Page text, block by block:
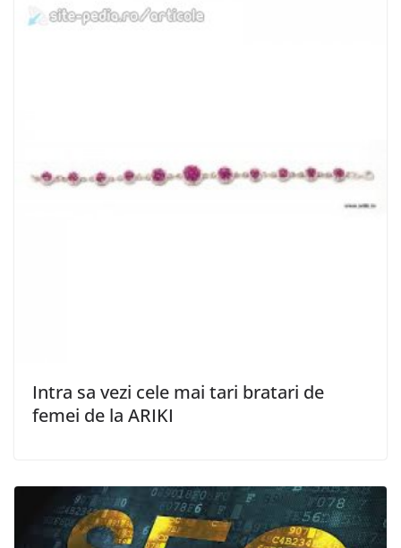
Intra sa vezi cele mai tari bratari de
femei de la ARIKI